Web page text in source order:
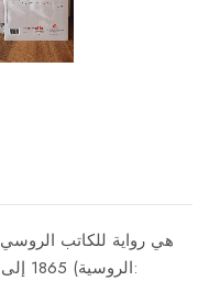
هي رواية للكاتب